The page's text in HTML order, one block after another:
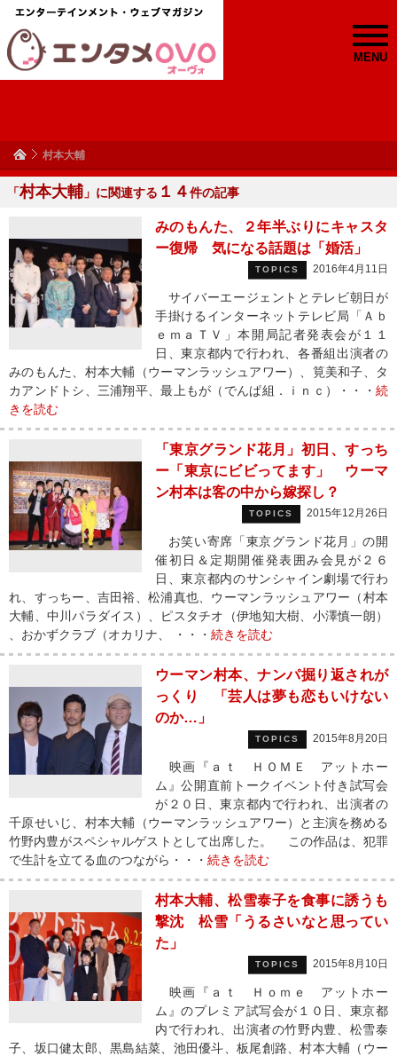
MENU
村本大輔
「村本大輔 」に関連する １４件の記事
みのもんた、２年半ぶりにキャスタ
ー復帰 気になる話題は「婚活」
TOPICS 2016年4月11日
サイバーエージェントとテレビ朝日が
手掛けるインターネットテレビ局「Ａｂ
ｅｍａＴＶ」本開局記者発表会が１１
日、東京都内で行われ、各番組出演者の
みのもんた、村本大輔（ウーマンラッシュアワー）、筧美和子、タ
カアンドトシ、三浦翔平、最上もが（でんぱ組．ｉｎｃ）・・・ 続
きを読む
「東京グランド花月」初日、すっち
ー「東京にビビってます」 ウーマ
ン村本は客の中から嫁探し？
TOPICS 2015年12月26日
お笑い寄席「東京グランド花月」の開
催初日＆定期開催発表囲み会見が２６
日、東京都内のサンシャイン劇場で行わ
れ、すっちー、吉田裕、松浦真也、ウーマンラッシュアワー（村本
大輔、中川パラダイス）、ピスタチオ（伊地知大樹、小澤慎一朗）
、おかずクラブ（オカリナ、 ・・・ 続きを読む
ウーマン村本、ナンパ掘り返されが
っくり 「芸人は夢も恋もいけない
のか…」
TOPICS 2015年8月20日
映画『ａｔ ＨＯＭＥ アットホー
ム』公開直前トークイベント付き試写会
が２０日、東京都内で行われ、出演者の
千原せいじ、村本大輔（ウーマンラッシュアワー）と主演を務める
竹野内豊がスペシャルゲストとして出席した。 この作品は、犯罪
で生計を立てる血のつながら・・・ 続きを読む
村本大輔、松雪泰子を食事に誘うも
撃沈 松雪「うるさいなと思ってい
た」
TOPICS 2015年8月10日
映画『ａｔ Ｈｏｍｅ アットホー
ム』のプレミア試写会が１０日、東京都
内で行われ、出演者の竹野内豊、松雪泰
子、坂口健太郎、黒島結菜、池田優斗、板尾創路、村本大輔（ウー